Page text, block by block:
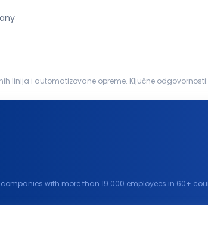
automatizovane opreme. Ključne odgovornosti: Izvršavanje
with more than 19.000 employees in 60+